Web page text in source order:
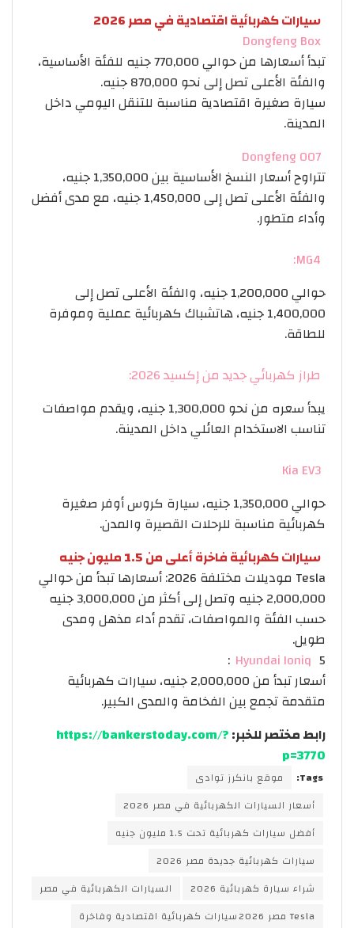
سيارات كهربائية اقتصادية في مصر 2026
Dongfeng Box
تبدأ أسعارها من حوالي 770,000 جنيه للفئة الأساسية،
والفئة الأعلى تصل إلى نحو 870,000 جنيه.
سيارة صغيرة اقتصادية مناسبة للتنقل اليومي داخل
المدينة.
Dongfeng 007
تتراوح أسعار النسخ الأساسية بين 1,350,000 جنيه،
والفئة الأعلى تصل إلى 1,450,000 جنيه، مع مدى أفضل
وأداء متطور.
MG4:
حوالي 1,200,000 جنيه، والفئة الأعلى تصل إلى
1,400,000 جنيه، هاتشباك كهربائية عملية وموفرة
للطاقة.
طراز كهربائي جديد من إكسيد 2026:
يبدأ سعره من نحو 1,300,000 جنيه، ويقدم مواصفات
تناسب الاستخدام العائلي داخل المدينة.
Kia EV3
حوالي 1,350,000 جنيه، سيارة كروس أوفر صغيرة
كهربائية مناسبة للرحلات القصيرة والمدن.
سيارات كهربائية فاخرة أعلى من 1.5 مليون جنيه
Tesla موديلات مختلفة 2026: أسعارها تبدأ من حوالي
2,000,000 جنيه وتصل إلى أكثر من 3,000,000 جنيه
حسب الفئة والمواصفات، تقدم أداء مذهل ومدى
طويل.
Hyundai Ioniq 5:
أسعار تبدأ من 2,000,000 جنيه، سيارات كهربائية
متقدمة تجمع بين الفخامة والمدى الكبير.
رابط مختصر للخبر:https://bankerstoday.com/?
p=3770
Tags:
موقع بانكرز توادى
أسعار السيارات الكهربائية في مصر 2026
أفضل سيارات كهربائية تحت 1.5 مليون جنيه
سيارات كهربائية جديدة مصر 2026
شراء سيارة كهربائية 2026
السيارات الكهربائية في مصر
Tesla مصر 2026 سيارات كهربائية اقتصادية وفاخرة